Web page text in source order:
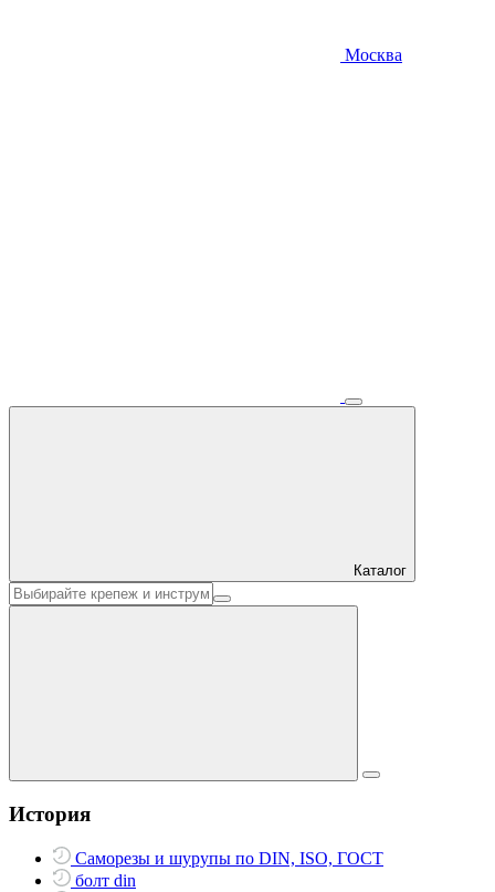
Москва
Каталог
История
Саморезы и шурупы по DIN, ISO, ГОСТ
болт din